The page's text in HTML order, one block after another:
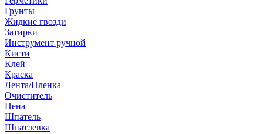
Грунты
Жидкие гвозди
Затирки
Инструмент ручной
Кисти
Клей
Краска
Лента/Пленка
Очиститель
Пена
Шпатель
Шпатлевка